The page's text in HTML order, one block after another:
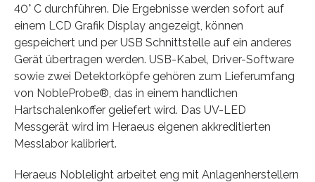
40° C durchführen. Die Ergebnisse werden sofort auf
einem LCD Grafik Display angezeigt, können
gespeichert und per USB Schnittstelle auf ein anderes
Gerät übertragen werden. USB-Kabel, Driver-Software
sowie zwei Detektorköpfe gehören zum Lieferumfang
von NobleProbe®, das in einem handlichen
Hartschalenkoffer geliefert wird. Das UV-LED
Messgerät wird im Heraeus eigenen akkreditierten
Messlabor kalibriert.
Heraeus Noblelight arbeitet eng mit Anlagenherstellern